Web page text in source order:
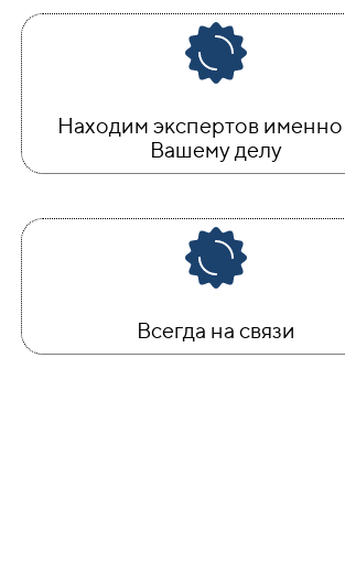
Находим экспертов
Вашему делу
Всегда на связи